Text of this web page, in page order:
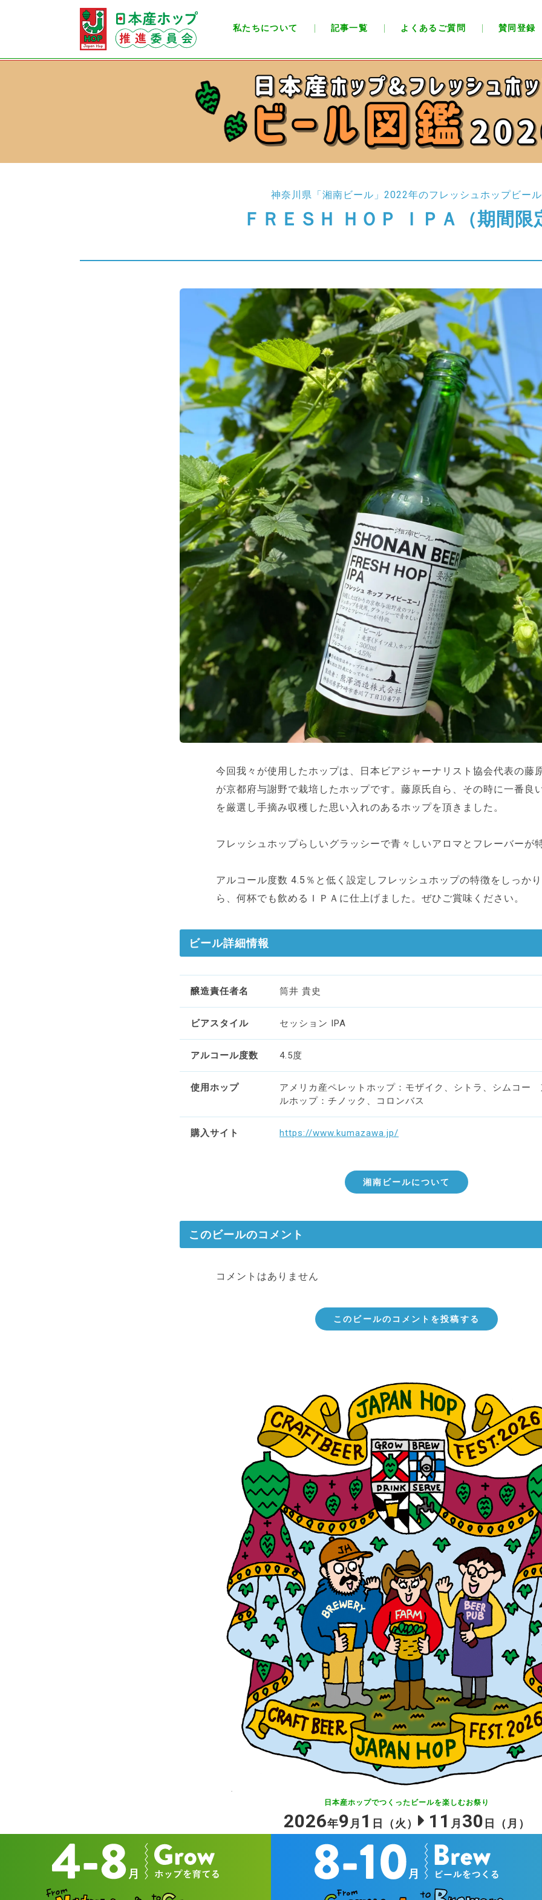
私たちについて 記事一覧 よくあるご質問 賛同登録
神奈川県「湘南ビール」 2022年のフレッシュホップビール
ＦＲＥＳＨ ＨＯＰ ＩＰＡ （期間限
今回我々が使用したホップは、日本ビアジャーナリスト協会代表の藤
が京都府与謝野で栽培したホップです。藤原氏自ら、その時に一番良
を厳選し手摘み収穫した思い入れのあるホップを頂きました。
フレッシュホップらしいグラッシーで青々しいアロマとフレーバーが特
アルコール度数 4.5％と低く設定しフレッシュホップの特徴をしっか
ら、何杯でも飲めるＩＰＡに仕上げました。ぜひご賞味ください。
ビール詳細情報
醸造責任者名 筒井 貴史
ビアスタイル セッション IPA
アルコール度数 4.5度
使用ホップ
アメリカ産ペレットホップ：モザイク、シトラ、シムコー
ルホップ：チノック、コロンバス
購入サイト https://www.kumazawa.jp/
湘南ビールについて
このビールのコメント
コメントはありません
このビールのコメントを投稿する
日本産ホップでつくったビールを楽しむお祭り
2026年9月 1 日 （火） 11 月 30 日 （月）